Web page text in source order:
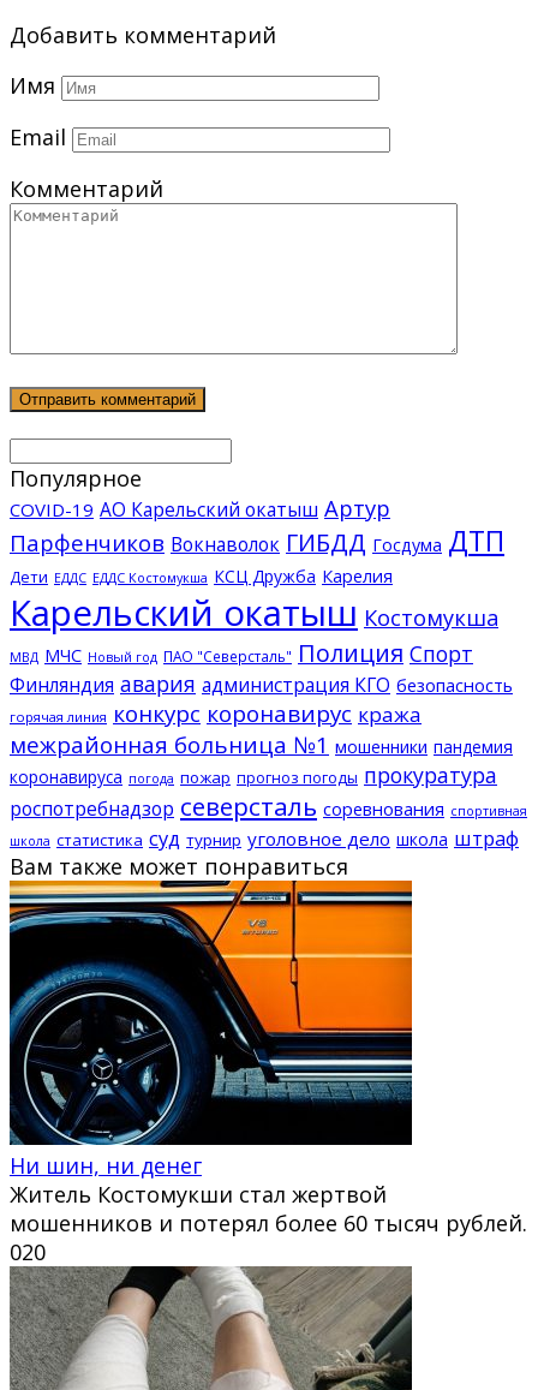
Добавить комментарий
Имя
Email
Комментарий
Популярное
COVID-19 АО Карельский окатыш Артур
Парфенчиков Вокнаволок ГИБДД Госдума ДТП
Дети ЕДДС ЕДДС Костомукша КСЦ Дружба Карелия
Карельский окатыш Костомукша
МВД МЧС Новый год ПАО "Северсталь" Полиция Спорт
Финляндия авария администрация КГО безопасность
горячая линия конкурс коронавирус кража
межрайонная больница №1 мошенники пандемия
коронавируса погода пожар прогноз погоды прокуратура
роспотребнадзор северсталь соревнования спортивная
школа статистика суд турнир уголовное дело школа штраф
Вам также может понравиться
Ни шин, ни денег
Житель Костомукши стал жертвой
мошенников и потерял более 60 тысяч рублей.
020